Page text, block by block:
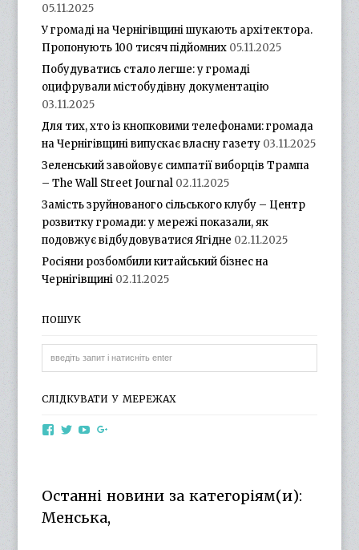
05.11.2025
У громаді на Чернігівщині шукають архітектора.
Пропонують 100 тисяч підйомних 05.11.2025
Побудуватись стало легше: у громаді
оцифрували містобудівну документацію
03.11.2025
Для тих, хто із кнопковими телефонами: громада
на Чернігівщині випускає власну газету 03.11.2025
Зеленський завойовує симпатії виборців Трампа
– The Wall Street Journal 02.11.2025
Замість зруйнованого сільського клубу – Центр
розвитку громади: у мережі показали, як
подовжує відбудовуватися Ягідне 02.11.2025
Росіяни розбомбили китайський бізнес на
Чернігівщині 02.11.2025
ПОШУК
СЛІДКУВАТИ У МЕРЕЖАХ
ViewViewView
YouTube
Останні новини за категоріям(и):
Менська,